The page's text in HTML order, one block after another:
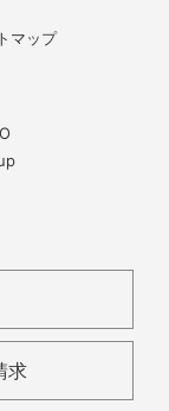
マップ
求